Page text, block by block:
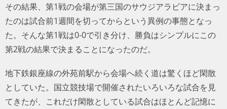
その結果、第1戦の会場が第三国のサウジアラビアに決まっ
たのは試合前1週間を切ってからという異例の事態となっ
た。そんな第1戦は0-0で引き分け、勝負はシンプルにこの
第2戦の結果で決まることになったのだ。
地下鉄銀座線の外苑前駅から会場へ続く道は驚くほど閑散
としていた。国立競技場で開催されたいろいろな試合を見
てきたが、これだけ閑散としている試合はほとんど記憶に